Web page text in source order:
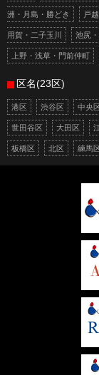
洲・月島・勝どき 戸
用賀・二子玉川 池尻
上野・浅草・門前仲町
区名(23区)
港区 渋谷区 中央
世田谷区 大田区
板橋区 北区 練馬